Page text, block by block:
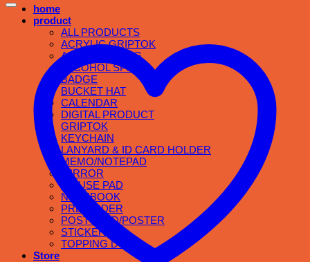
home
product
ALL PRODUCTS
ACRYLIC GRIPTOK
APPAREL & BAG
ALCOHOL SPRAY
BADGE
BUCKET HAT
CALENDAR
DIGITAL PRODUCT
GRIPTOK
KEYCHAIN
LANYARD & ID CARD HOLDER
MEMO/NOTEPAD
MIRROR
MOUSE PAD
NOTEBOOK
PRE ORDER
POSTCARD/POSTER
STICKER
TOPPING DOG
Store